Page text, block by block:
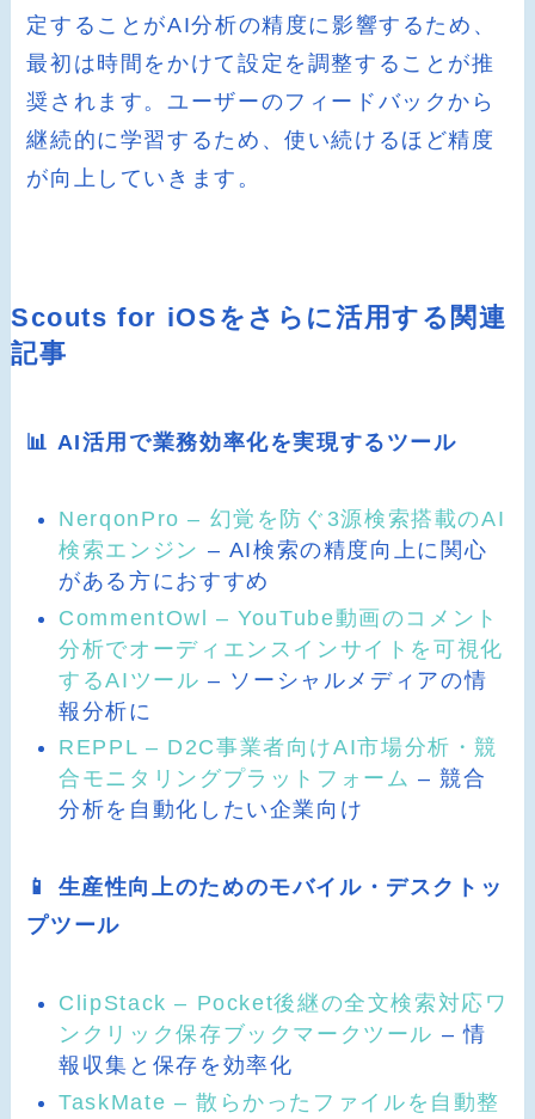
定することがAI分析の精度に影響するため、
最初は時間をかけて設定を調整することが推
奨されます。ユーザーのフィードバックから
継続的に学習するため、使い続けるほど精度
が向上していきます。
Scouts for iOSをさらに活用する関連
記事
📊 AI活用で業務効率化を実現するツール
NerqonPro – 幻覚を防ぐ3源検索搭載のAI
検索エンジン – AI検索の精度向上に関心
がある方におすすめ
CommentOwl – YouTube動画のコメント
分析でオーディエンスインサイトを可視化
するAIツール – ソーシャルメディアの情
報分析に
REPPL – D2C事業者向けAI市場分析・競
合モニタリングプラットフォーム – 競合
分析を自動化したい企業向け
📱 生産性向上のためのモバイル・デスクトッ
プツール
ClipStack – Pocket後継の全文検索対応ワ
ンクリック保存ブックマークツール – 情
報収集と保存を効率化
TaskMate – 散らかったファイルを自動整